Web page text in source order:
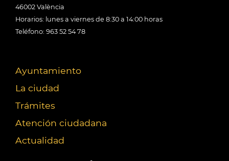
46002 València
Horarios: lunes a viernes de 8:30 a 14:00 horas
Teléfono: 963 52 54 78
Ayuntamiento
La ciudad
Trámites
Atención ciudadana
Actualidad